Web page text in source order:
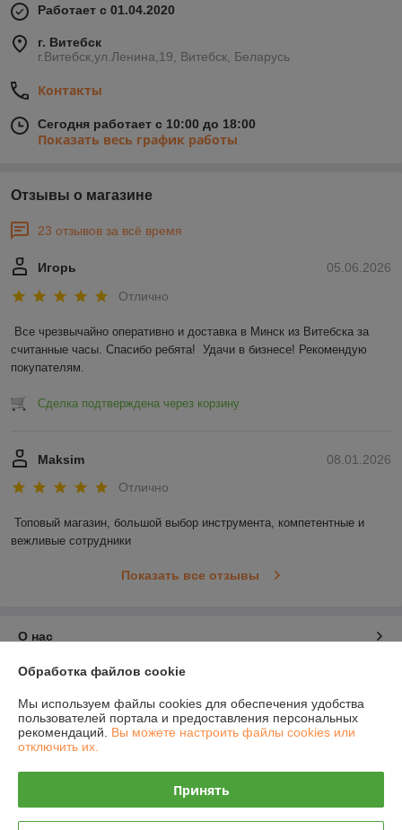
Работает с 01.04.2020
г. Витебск
г.Витебск,ул.Ленина,19, Витебск, Беларусь
Контакты
Сегодня работает с 10:00 до 18:00
Показать весь график работы
Отзывы о магазине
23 отзывов за всё время
05.06.2026
Игорь
Отлично
Все чрезвычайно оперативно и доставка в Минск из Витебска за
считанные часы. Спасибо ребята!  Удачи в бизнесе! Рекомендую
покупателям.
Сделка подтверждена через корзину
08.01.2026
Maksim
Отлично
Топовый магазин, большой выбор инструмента, компетентные и
вежливые сотрудники
Показать все отзывы
О нас
Контакты
Доставка и оплата
Полная версия сайта
Обработка файлов cookie
Мы используем файлы cookies для обеспечения удобства
пользователей портала и предоставления персональных
рекомендаций. Вы можете настроить файлы cookies или
отключить их.
Принять